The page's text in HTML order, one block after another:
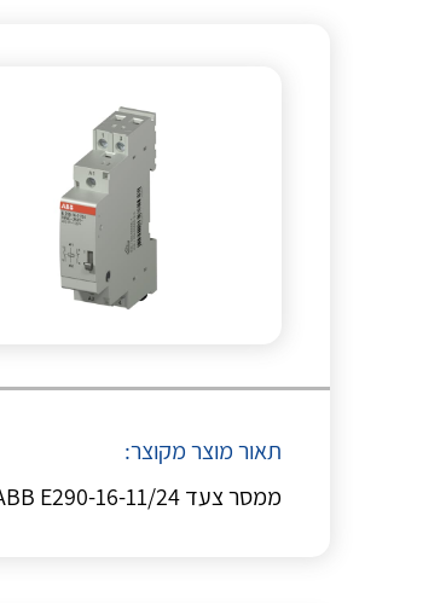
תאור מוצר מקוצר:
ממסר צעד ABB E290-16-11/24